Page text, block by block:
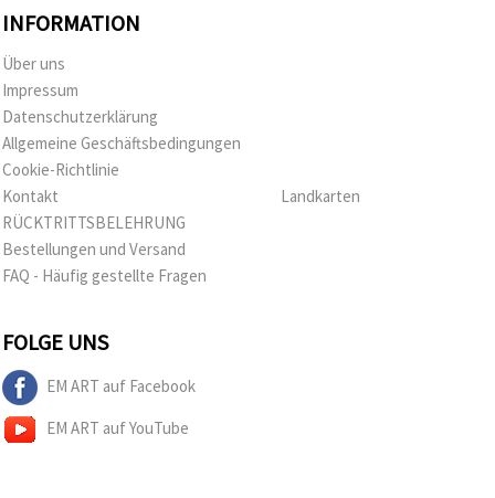
INFORMATION
Über uns
Impressum
Datenschutzerklärung
Allgemeine Geschäftsbedingungen
Cookie-Richtlinie
Kontakt
RÜCKTRITTSBELEHRUNG
Bestellungen und Versand
FAQ - Häufig gestellte Fragen
Landkarten
FOLGE UNS
EM ART auf Facebook
EM ART auf YouTube